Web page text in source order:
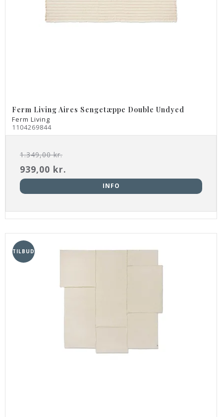
Ferm Living Aires Sengetæppe Double Undyed
Ferm Living
1104269844
1.349,00 kr.
939,00 kr.
INFO
TILBUD